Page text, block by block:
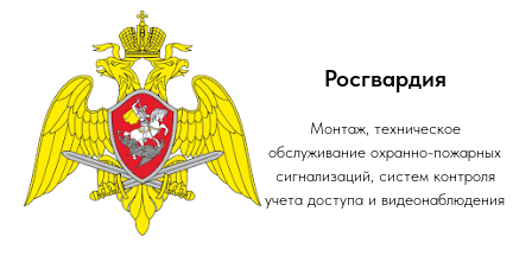
Росгвардия
Монтаж, техническое
обслуживание охранно-пожарных
сигнализаций, систем контроля
учета доступа и видеонаблюдения